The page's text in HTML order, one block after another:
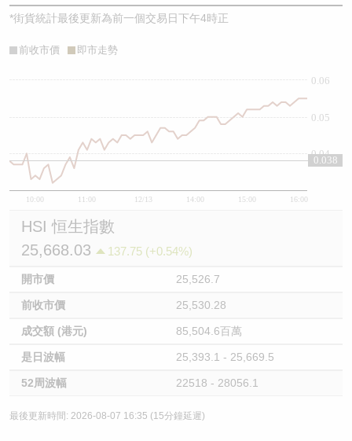
*街貨統計最後更新為前一個交易日下午4時正
前收市價 即市走勢
10:00 11:00 12/13 14:00 15:00 16:00
0.04
0.05
0.06
0.038
HSI 恒生指數
25,668.03
137.75 (+0.54%)
開市價 25,526.7
前收市價 25,530.28
成交額 (港元) 85,504.6百萬
是日波幅 25,393.1 - 25,669.5
52周波幅 22518 - 28056.1
最後更新時間: 2026-08-07 16:35 (15分鐘延遲)